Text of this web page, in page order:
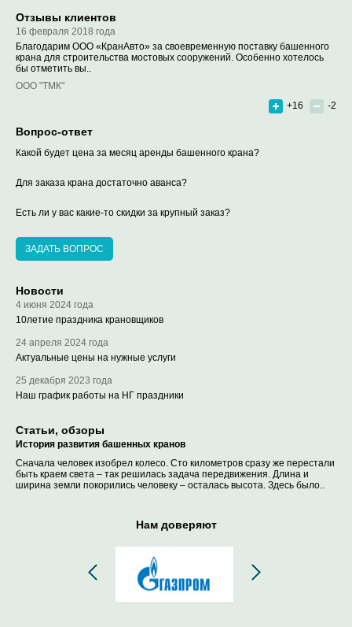
Отзывы клиентов
16 февраля 2018 года
Благодарим ООО «КранАвто» за своевременную поставку башенного
крана для строительства мостовых сооружений. Особенно хотелось
бы отметить вы..
ООО "ТМК"
+16
-2
Вопрос-ответ
Какой будет цена за месяц аренды башенного крана?
Для заказа крана достаточно аванса?
Есть ли у вас какие-то скидки за крупный заказ?
ЗАДАТЬ ВОПРОС
Новости
4 июня 2024 года
10летие праздника крановщиков
24 апреля 2024 года
Актуальные цены на нужные услуги
25 декабря 2023 года
Наш график работы на НГ праздники
Статьи, обзоры
История развития башенных кранов
Сначала человек изобрел колесо. Сто километров сразу же перестали
быть краем света – так решилась задача передвижения. Длина и
ширина земли покорились человеку – осталась высота. Здесь было..
Нам доверяют